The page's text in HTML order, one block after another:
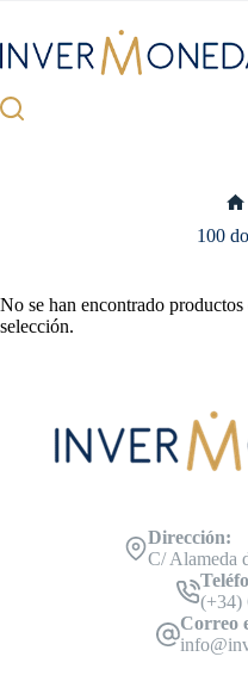
contenido
100
No se han encontrado
selección.
Dirección:
C/ Alameda
(+34)
Correo